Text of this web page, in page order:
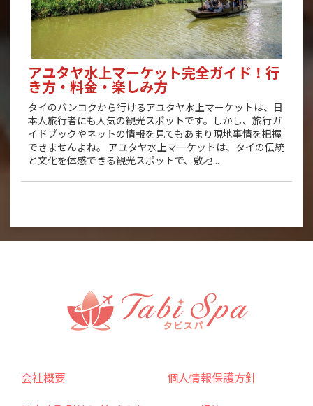
アユタヤ水上マーケット完全ガイド！行
き方・料金・楽しみ方
タイのバンコクから行けるアユタヤ水上マーケットは、日
本人旅行者にも人気の観光スポットです。しかし、旅行ガ
イドブックやネットの情報を見てもあまり現地事情を把握
できませんよね。 アユタヤ水上マーケットは、タイの伝統
と文化を体感できる観光スポットで、敷地...
会社概要
個人情報保護方針